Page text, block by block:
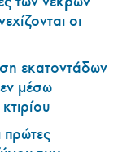
οι
εκατοντάδων
μέσω